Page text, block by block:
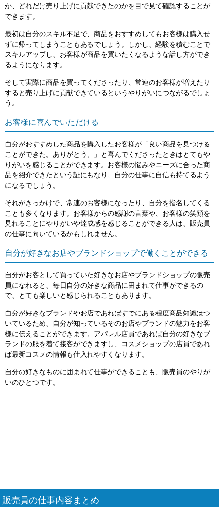
か、どれだけ売り上げに貢献できたのかを目で見て確認することが
できます。
最初は自分のスキル不足で、商品をおすすめしてもお客様は購入せ
ずに帰ってしまうこともあるでしょう。しかし、経験を積むことで
スキルアップし、お客様が商品を買いたくなるような話し方ができ
るようになります。
そして実際に商品を買ってくださったり、常連のお客様が増えたり
すると売り上げに貢献できているというやりがいにつながるでしょ
う。
お客様に喜んでいただける
自分がおすすめした商品を購入したお客様が「良い商品を見つける
ことができた。ありがとう。」と喜んでくださったときはとてもや
りがいを感じることができます。お客様の悩みやニーズに合った商
品を紹介できたという証にもなり、自分の仕事に自信も持てるよう
になるでしょう。
それがきっかけで、常連のお客様になったり、自分を指名してくる
ことも多くなります。お客様からの感謝の言葉や、お客様の笑顔を
見れることにやりがいや達成感を感じることができる人は、販売員
の仕事に向いているかもしれません。
自分が好きなお店やブランドショップで働くことができる
自分がお客として買っていた好きなお店やブランドショップの販売
員になれると、毎日自分の好きな商品に囲まれて仕事ができるの
で、とても楽しいと感じられることもあります。
自分が好きなブランドやお店であればすでにある程度商品知識はつ
いているため、自分が知っているそのお店やブランドの魅力をお客
様に伝えることができます。アパレル店員であれば自分の好きなブ
ランドの服を着て接客ができますし、コスメショップの店員であれ
ば最新コスメの情報も仕入れやすくなります。
自分の好きなものに囲まれて仕事ができることも、販売員のやりが
いのひとつです。
販売員の仕事内容まとめ